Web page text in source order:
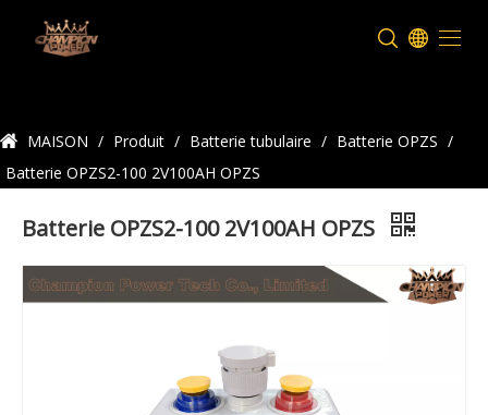
MAISON / Produit / Batterie tubulaire / Batterie OPZS /
Batterie OPZS2-100 2V100AH OPZS
Batterie OPZS2-100 2V100AH OPZS